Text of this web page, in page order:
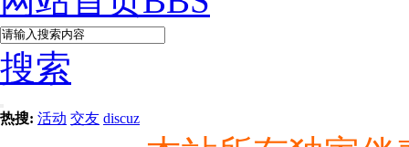
搜索
热搜: 活动 交友 discuz